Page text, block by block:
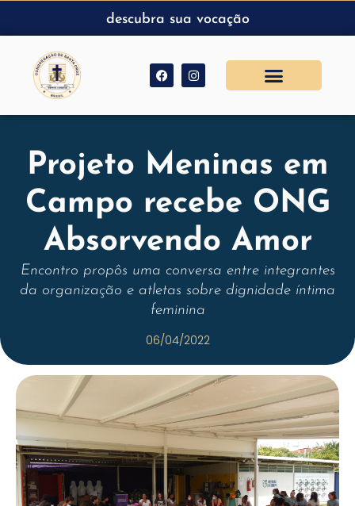
descubra sua vocação
Projeto Meninas em
Campo recebe ONG
Absorvendo Amor
Encontro propôs uma conversa entre integrantes
da organização e atletas sobre dignidade íntima
feminina
06/04/2022